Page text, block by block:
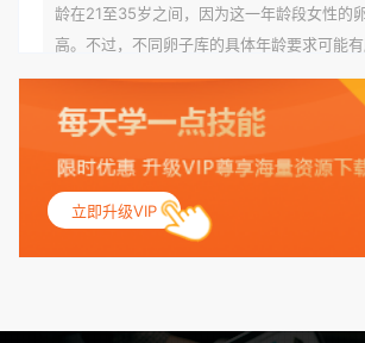
龄在21至35岁之间，因为这一年龄段女性的
高。不过，不同卵子库的具体年龄要求可能
量指数（BMI）：捐赠者的BMI通常需要在正
保其身体健康状况良好。过高的BMI可能与多
联，包括不孕症和妊娠并发症。 生殖健康：
的月经期，无生殖障碍或异常问题。此外，
妇科检查，以确保其生殖系统的健康。 遗传
捐赠者及其家庭成员需要无严重的遗传病史、
病史。这通常需要通过基因检测、家族史调
立即升级VIP